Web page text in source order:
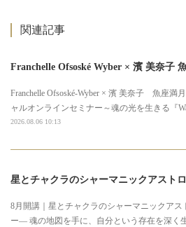
関連記事
Franchelle Ofsoské-Wyber × 濱 美奈子 魚座満
ャルオンラインセミナー～魂の光を生きる『
2026.08.06 10:13
8月開講｜星とチャクラのシャーマニックアス
ー― 魂の地図を手に、自分という存在を深く